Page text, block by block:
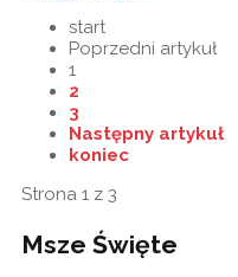
start
Poprzedni artykuł
1
2
3
Następny artykuł
koniec
Strona 1 z 3
Msze Święte